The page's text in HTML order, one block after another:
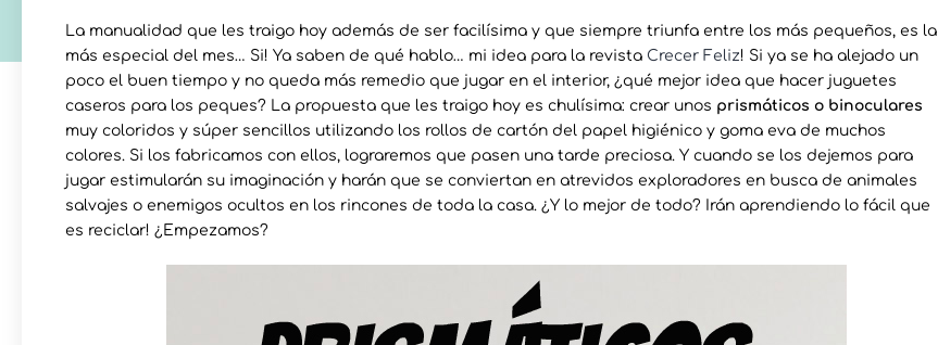
La manualidad que les traigo hoy además de ser facilísima y que siempre triunfa entre los más pequeños, es la
más especial del mes… Si! Ya saben de qué hablo… mi idea para la revista Crecer Feliz! Si ya se ha alejado un
poco el buen tiempo y no queda más remedio que jugar en el interior, ¿qué mejor idea que hacer juguetes
caseros para los peques? La propuesta que les traigo hoy es chulísima: crear unos prismáticos o binoculares
muy coloridos y súper sencillos utilizando los rollos de cartón del papel higiénico y goma eva de muchos
colores. Si los fabricamos con ellos, lograremos que pasen una tarde preciosa. Y cuando se los dejemos para
jugar estimularán su imaginación y harán que se conviertan en atrevidos exploradores en busca de animales
salvajes o enemigos ocultos en los rincones de toda la casa. ¿Y lo mejor de todo? Irán aprendiendo lo fácil que
es reciclar! ¿Empezamos?